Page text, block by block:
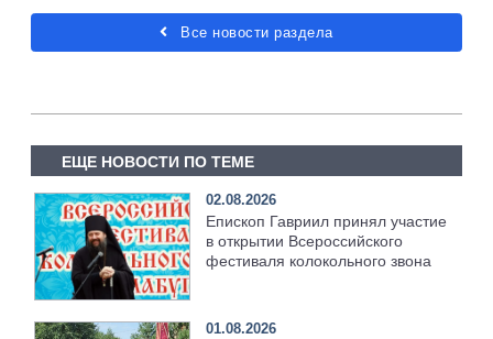
Все новости раздела
ЕЩЕ НОВОСТИ ПО ТЕМЕ
02.08.2026
Епископ Гавриил принял участие
в открытии Всероссийского
фестиваля колокольного звона
01.08.2026